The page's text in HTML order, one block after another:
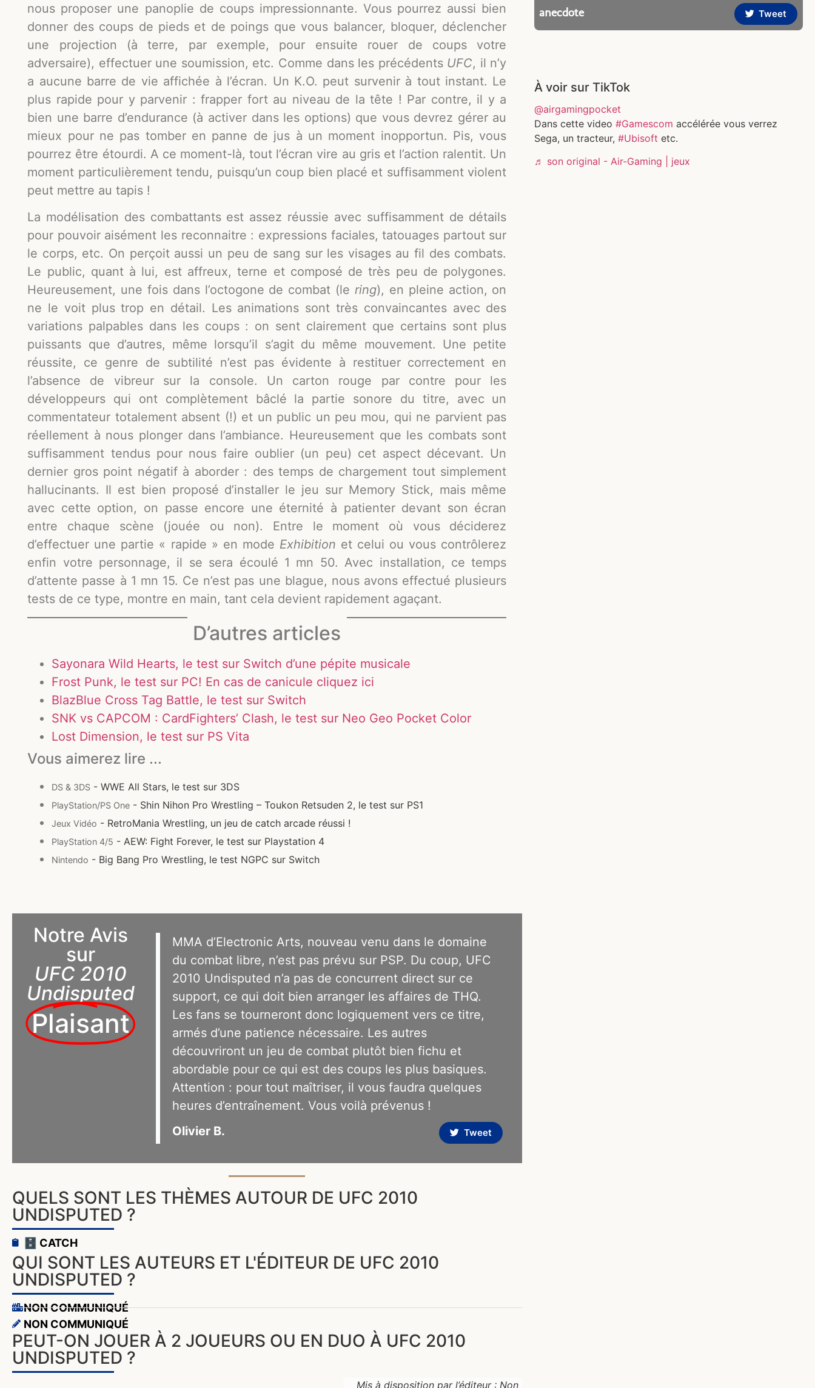
nous proposer une panoplie de coups impressionnante. Vous pourrez aussi bien
donner des coups de pieds et de poings que vous balancer, bloquer, déclencher
une projection (à terre, par exemple, pour ensuite rouer de coups votre
adversaire), effectuer une soumission, etc. Comme dans les précédents UFC, il n’y
a aucune barre de vie affichée à l’écran. Un K.O. peut survenir à tout instant. Le
plus rapide pour y parvenir : frapper fort au niveau de la tête ! Par contre, il y a
bien une barre d’endurance (à activer dans les options) que vous devrez gérer au
mieux pour ne pas tomber en panne de jus à un moment inopportun. Pis, vous
pourrez être étourdi. A ce moment-là, tout l’écran vire au gris et l’action ralentit. Un
moment particulièrement tendu, puisqu’un coup bien placé et suffisamment violent
peut mettre au tapis !
La modélisation des combattants est assez réussie avec suffisamment de détails
pour pouvoir aisément les reconnaitre : expressions faciales, tatouages partout sur
le corps, etc. On perçoit aussi un peu de sang sur les visages au fil des combats.
Le public, quant à lui, est affreux, terne et composé de très peu de polygones.
Heureusement, une fois dans l’octogone de combat (le ring), en pleine action, on
ne le voit plus trop en détail. Les animations sont très convaincantes avec des
variations palpables dans les coups : on sent clairement que certains sont plus
puissants que d’autres, même lorsqu’il s’agit du même mouvement. Une petite
réussite, ce genre de subtilité n’est pas évidente à restituer correctement en
l’absence de vibreur sur la console. Un carton rouge par contre pour les
développeurs qui ont complètement bâclé la partie sonore du titre, avec un
commentateur totalement absent (!) et un public un peu mou, qui ne parvient pas
réellement à nous plonger dans l’ambiance. Heureusement que les combats sont
suffisamment tendus pour nous faire oublier (un peu) cet aspect décevant. Un
dernier gros point négatif à aborder : des temps de chargement tout simplement
hallucinants. Il est bien proposé d’installer le jeu sur Memory Stick, mais même
avec cette option, on passe encore une éternité à patienter devant son écran
entre chaque scène (jouée ou non). Entre le moment où vous déciderez
d’effectuer une partie « rapide » en mode Exhibition et celui ou vous contrôlerez
enfin votre personnage, il se sera écoulé 1 mn 50. Avec installation, ce temps
d’attente passe à 1 mn 15. Ce n’est pas une blague, nous avons effectué plusieurs
tests de ce type, montre en main, tant cela devient rapidement agaçant.
D’autres articles
Sayonara Wild Hearts, le test sur Switch d’une pépite musicale
Frost Punk, le test sur PC! En cas de canicule cliquez ici
BlazBlue Cross Tag Battle, le test sur Switch
SNK vs CAPCOM : CardFighters’ Clash, le test sur Neo Geo Pocket Color
Lost Dimension, le test sur PS Vita
Vous aimerez lire ...
DS & 3DS - WWE All Stars, le test sur 3DS
PlayStation/PS One - Shin Nihon Pro Wrestling – Toukon Retsuden 2, le test sur PS1
Jeux Vidéo - RetroMania Wrestling, un jeu de catch arcade réussi !
PlayStation 4/5 - AEW: Fight Forever, le test sur Playstation 4
Nintendo - Big Bang Pro Wrestling, le test NGPC sur Switch
Notre Avis
sur
UFC 2010
Undisputed
Plaisant
MMA d’Electronic Arts, nouveau venu dans le domaine
du combat libre, n’est pas prévu sur PSP. Du coup, UFC
2010 Undisputed n’a pas de concurrent direct sur ce
support, ce qui doit bien arranger les affaires de THQ.
Les fans se tourneront donc logiquement vers ce titre,
armés d’une patience nécessaire. Les autres
découvriront un jeu de combat plutôt bien fichu et
abordable pour ce qui est des coups les plus basiques.
Attention : pour tout maîtriser, il vous faudra quelques
heures d’entraînement. Vous voilà prévenus !
Olivier B.
Tweet
QUELS SONT LES THÈMES AUTOUR DE UFC 2010
UNDISPUTED ?
🗄️ CATCH
QUI SONT LES AUTEURS ET L'ÉDITEUR DE UFC 2010
UNDISPUTED ?
NON COMMUNIQUÉ
NON COMMUNIQUÉ
PEUT-ON JOUER À 2 JOUEURS OU EN DUO À UFC 2010
UNDISPUTED ?
Mis à disposition par l’éditeur : Non
anecdote
Tweet
À voir sur TikTok
@airgamingpocket
Dans cette video #Gamescom accélérée vous verrez
Sega, un tracteur, #Ubisoft etc.
♬ son original - Air-Gaming | jeux